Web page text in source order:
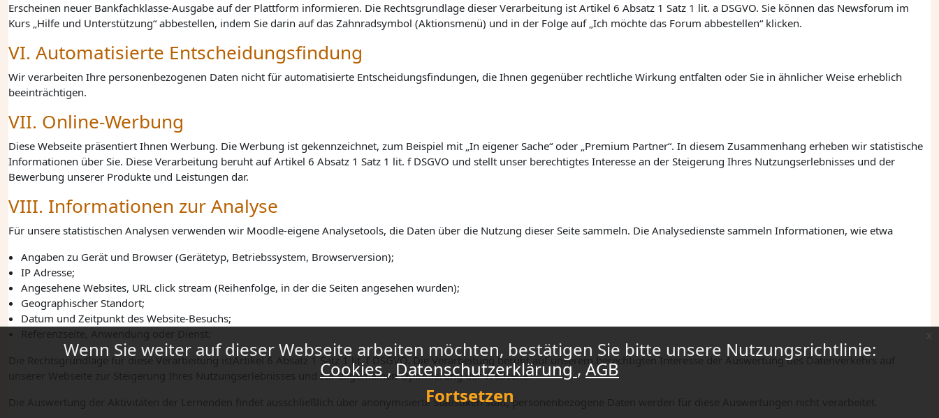
Wenn Sie weiter auf dieser Webseite arbeiten möchten, bestätigen Sie bitte unsere Nutzungsrichtlinie:
Cookies
Datenschutzerklärung
AGB
Fortsetzen
x
Erscheinen neuer Bankfachklasse-Ausgabe auf der Plattform informieren. Die Rechtsgrundlage dieser Verarbeitung ist Artikel 6 Absatz 1 Satz 1 lit. a DSGVO. Sie können das Newsforum im
Kurs „Hilfe und Unterstützung“ abbestellen, indem Sie darin auf das Zahnradsymbol (Aktionsmenü) und in der Folge auf „Ich möchte das Forum abbestellen“ klicken.
VI. Automatisierte Entscheidungsfindung
Wir verarbeiten Ihre personenbezogenen Daten nicht für automatisierte Entscheidungsfindungen, die Ihnen gegenüber rechtliche Wirkung entfalten oder Sie in ähnlicher Weise erheblich
beeinträchtigen.
VII. Online-Werbung
Diese Webseite präsentiert Ihnen Werbung. Die Werbung ist gekennzeichnet, zum Beispiel mit „In eigener Sache“ oder „Premium Partner“. In diesem Zusammenhang erheben wir statistische
Informationen über Sie. Diese Verarbeitung beruht aufArtikel 6 Absatz 1 Satz 1 lit. fDSGVO und stellt unser berechtigtes Interesse an der Steigerung Ihres Nutzungserlebnisses und der
Bewerbung unserer Produkte und Leistungen dar.
VIII. Informationen zur Analyse
Für unsere statistischen Analysen verwenden wir Moodle-eigene Analysetools, die Daten über die Nutzung dieser Seite sammeln. Die Analysedienste sammeln Informationen, wie etwa
Angaben zu Gerät und Browser (Gerätetyp, Betriebssystem, Browserversion);
IP Adresse;
Angesehene Websites, URL click stream (Reihenfolge, in der die Seiten angesehen wurden);
Geographischer Standort;
Datum und Zeitpunkt des Website-Besuchs;
Die Rechtsgrundlage für diese Verarbeitung istArtikel 6 Absatz 1 Satz 1 lit. f DSGVO. Die Verarbeitung beruht auf unserem berechtigten Interesse der Auswertung des Datenverkehrs auf
unserer Webseite zur Steigerung Ihres Nutzungserlebnisses und zur allgemeinen Optimierung der Webseite.
Die Auswertung der Aktivitäten der Lernenden findet ausschließlich über anonymisierte Statistiken statt, personenbezogene Daten werden für diese Auswertungen nicht verarbeitet.